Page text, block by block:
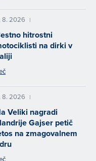
8. 2026 |
hitrostni
na dirki v
8. 2026 |
Veliki nagradi
Gajser petič
na zmagovalnem